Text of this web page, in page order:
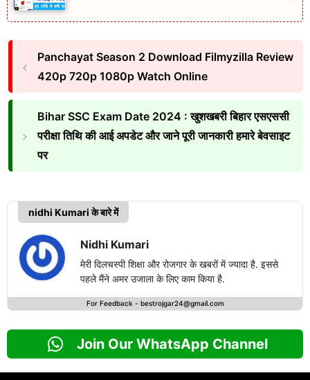
Panchayat Season 2 Download Filmyzilla Review
420p 720p 1080p Watch Online
Bihar SSC Exam Date 2024 : खुशखबरी बिहार एसएससी
परीक्षा तिथि की आई अपडेट और जाने पूरी जानकारी हमारे बेवसाइट
पर
nidhi Kumari के बारे में
Nidhi Kumari
मेरी दिलचस्पी शिक्षा और रोजगार के खबरों में ज्यादा है. इससे
पहले मैंने अमर उजाला के लिए काम किया है.
For Feedback - bestrojgar24@gmail.com
Join Our WhatsApp Channel